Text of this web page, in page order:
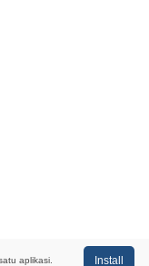
aplikasi. Install